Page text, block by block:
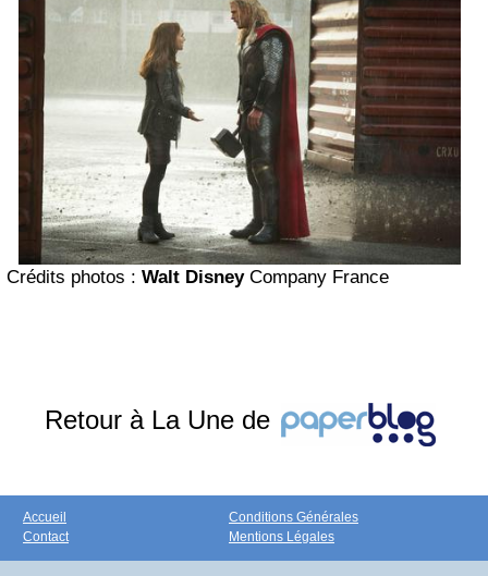
Crédits photos : Walt DisneyCompany France
Retour à La Une de
Accueil
Contact
Conditions Générales
Mentions Légales